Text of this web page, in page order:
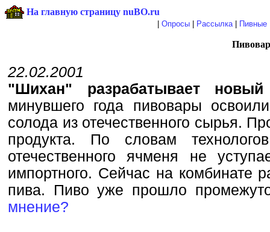
На главную страницу nuBO.ru
Опросы| Рассылка| Пивные
22.02.2001
"Шихан" разрабатывает
минувшего года пивовары
солода из отечественного сырья.
продукта. По словам
отечественного ячменя не
импортного. Сейчас на комбинате
пива. Пиво уже прошло
мнение?